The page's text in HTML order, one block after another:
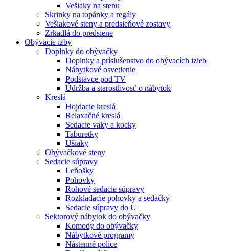
Vešiaky na stenu
Skrinky na topánky a regály
Vešiakové steny a predsieňové zostavy
Zrkadlá do predsiene
Obývacie izby
Doplnky do obývačky
Doplnky a príslušenstvo do obývacích izieb
Nábytkové osvetlenie
Podstavce pod TV
Údržba a starostlivosť o nábytok
Kreslá
Hojdacie kreslá
Relaxačné kreslá
Sedacie vaky a kocky
Taburetky
Ušiaky
Obývačkové steny
Sedacie súpravy
Leňošky
Pohovky
Rohové sedacie súpravy
Rozkladacie pohovky a sedačky
Sedacie súpravy do U
Sektorový nábytok do obývačky
Komody do obývačky
Nábytkové programy
Nástenné police